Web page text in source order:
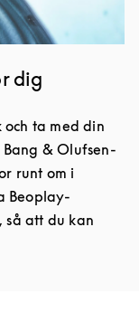
dig
och ta med din
& Olufsen-
runt om i
Beoplay-
så att du kan